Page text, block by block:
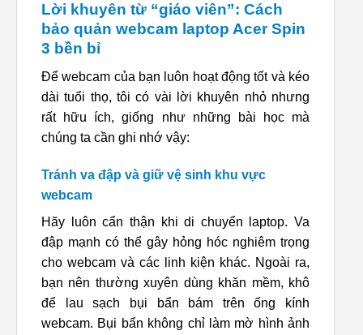
Lời khuyên từ “giáo viên”: Cách
bảo quản webcam laptop Acer Spin
3 bền bỉ
Để webcam của bạn luôn hoạt động tốt và kéo
dài tuổi thọ, tôi có vài lời khuyên nhỏ nhưng
rất hữu ích, giống như những bài học mà
chúng ta cần ghi nhớ vậy:
Tránh va đập và giữ vệ sinh khu vực
webcam
Hãy luôn cẩn thận khi di chuyển laptop. Va
đập mạnh có thể gây hỏng hóc nghiêm trọng
cho webcam và các linh kiện khác. Ngoài ra,
bạn nên thường xuyên dùng khăn mềm, khô
để lau sạch bụi bẩn bám trên ống kính
webcam. Bụi bẩn không chỉ làm mờ hình ảnh